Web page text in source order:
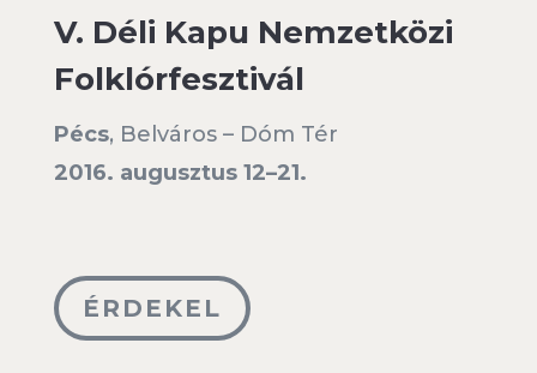
V. Déli Kapu Nemzetközi
Folklórfesztivál
Pécs, Belváros – Dóm Tér
2016. augusztus 12–21.
ÉRDEKEL